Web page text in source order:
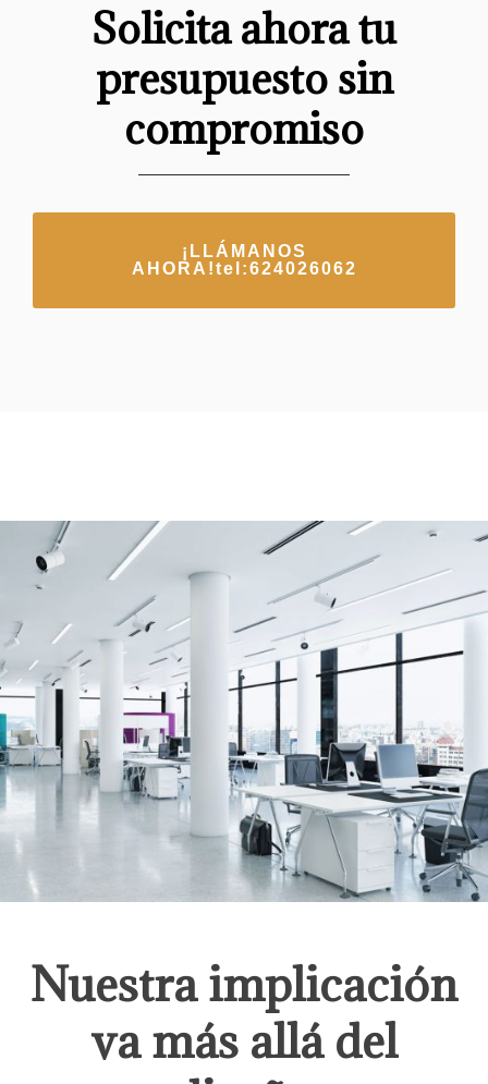
Solicita ahora tu
presupuesto sin
compromiso
¡LLÁMANOS
AHORA!tel:624026062
Nuestra implicación
va más allá del